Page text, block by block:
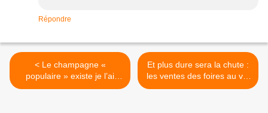
Répondre
< Le champagne «
populaire » existe je l’ai
rencontré en GD pas la
Et plus dure sera la chute :
les ventes des foires au vin
d’automne dégringolent,